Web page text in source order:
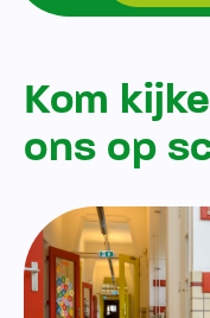
Kom
ons op